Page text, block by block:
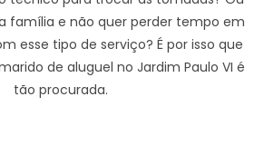
família e não quer perder tempo em
esse tipo de serviço? É por isso que
de aluguel no Jardim Paulo VI é
tão procurada.